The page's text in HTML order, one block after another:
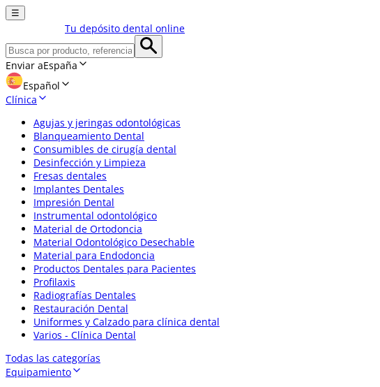
☰
Tu depósito dental online
Enviar aEspaña
Español
Clínica
Agujas y jeringas odontológicas
Blanqueamiento Dental
Consumibles de cirugía dental
Desinfección y Limpieza
Fresas dentales
Implantes Dentales
Impresión Dental
Instrumental odontológico
Material de Ortodoncia
Material Odontológico Desechable
Material para Endodoncia
Productos Dentales para Pacientes
Profilaxis
Radiografías Dentales
Restauración Dental
Uniformes y Calzado para clínica dental
Varios - Clínica Dental
Todas las categorías
Equipamiento